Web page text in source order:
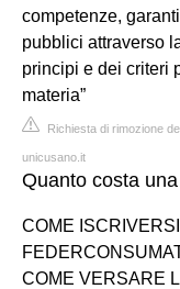
competenze,
pubblici attraverso
principi e dei criteri
materia”
Richiesta di rimozione
unicusano.it
Quanto costa
COME
COME VERSARE